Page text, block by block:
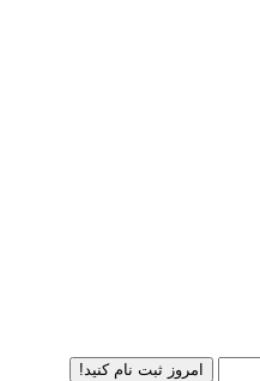
امروز ثبت نام کنید!